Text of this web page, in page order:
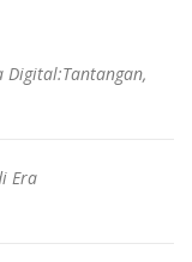
Digital:Tantangan,
Era